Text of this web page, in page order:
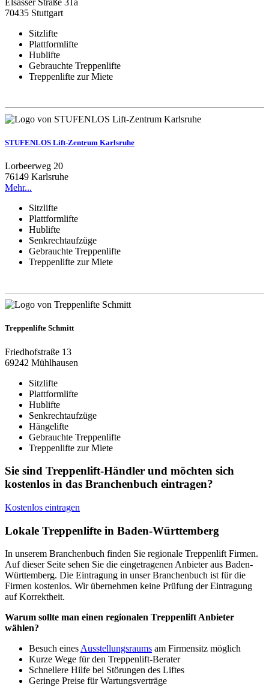
70435 Stuttgart
Sitzlifte
Plattformlifte
Hublifte
Gebrauchte Treppenlifte
Treppenlifte zur Miete
STUFENLOS Lift-Zentrum Karlsruhe
Lorbeerweg 20
76149 Karlsruhe
Mehr...
Sitzlifte
Plattformlifte
Hublifte
Senkrechtaufzüge
Gebrauchte Treppenlifte
Treppenlifte zur Miete
Treppenlifte Schmitt
Friedhofstraße 13
69242 Mühlhausen
Sitzlifte
Plattformlifte
Hublifte
Senkrechtaufzüge
Hängelifte
Gebrauchte Treppenlifte
Treppenlifte zur Miete
Sie sind Treppenlift-Händler und möchten sich
kostenlos in das Branchenbuch eintragen?
Kostenlos eintragen
Lokale Treppenlifte in Baden-Württemberg
In unserem Branchenbuch finden Sie regionale Treppenlift Firmen.
Auf dieser Seite sehen Sie die eingetragenen Anbieter aus Baden-
Württemberg. Die Eintragung in unser Branchenbuch ist für die
Firmen kostenlos. Wir übernehmen keine Prüfung der Eintragung
auf Korrektheit.
Warum sollte man einen regionalen Treppenlift Anbieter
wählen?
Besuch einesAusstellungsraums am Firmensitz möglich
Kurze Wege für den Treppenlift-Berater
Schnellere Hilfe bei Störungen des Liftes
Geringe Preise für Wartungsverträge